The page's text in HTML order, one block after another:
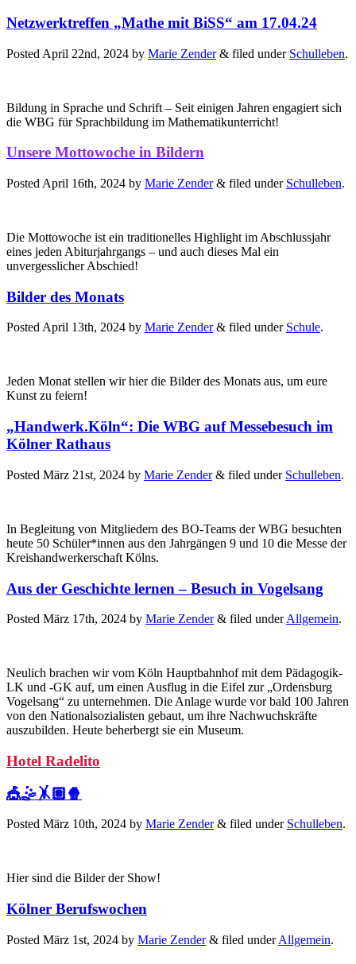
Netzwerktreffen „Mathe mit BiSS“ am 17.04.24
Posted April 22nd, 2024 by Marie Zender & filed under Schulleben.
Bildung in Sprache und Schrift – Seit einigen Jahren engagiert sich
die WBG für Sprachbildung im Mathematikunterricht!
Unsere Mottowoche in Bildern
Posted April 16th, 2024 by Marie Zender & filed under Schulleben.
Die Mottowoche ist ein traditionelles Highlight im Abschlussjahr
eines jeden Abiturjahrgangs – und auch dieses Mal ein
unvergesslicher Abschied!
Bilder des Monats
PostedApril 13th, 2024 by Marie Zender & filed under Schule.
Jeden Monat stellen wir hier die Bilder des Monats aus, um eure
Kunst zu feiern!
„Handwerk.Köln“: Die WBG auf Messebesuch im
Kölner Rathaus
Posted März 21st, 2024 by Marie Zender & filed under Schulleben.
In Begleitung von Mitgliedern des BO-Teams der WBG besuchten
heute 50 Schüler*innen aus den Jahrgängen 9 und 10 die Messe der
Kreishandwerkerschaft Kölns.
Aus der Geschichte lernen – Besuch in Vogelsang
Posted März 17th, 2024 by Marie Zender & filed underAllgemein.
Neulich brachen wir vom Köln Hauptbahnhof mit dem Pädagogik-
LK und -GK auf, um einen Ausflug in die Eifel zur „Ordensburg
Vogelsang“ zu unternehmen. Die Anlage wurde vor bald 100 Jahren
von den Nationalsozialisten gebaut, um ihre Nachwuchskräfte
auszubilden. Heute beherbergt sie ein Museum.
Hotel Radelito
🎪🤹🤸🏽🍿
Posted März 10th, 2024 by Marie Zender & filed under Schulleben.
Hier sind die Bilder der Show!
Kölner Berufswochen
Posted März 1st, 2024 by Marie Zender & filed underAllgemein.